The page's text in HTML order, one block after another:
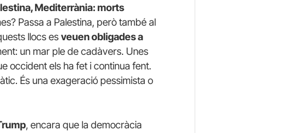
Mediterrània: morts
Passa a Palestina, però també al
llocs es veuen obligades a
un mar ple de cadàvers. Unes
occident els ha fet i continua fent.
És una exageració pessimista o
, encara que la democràcia